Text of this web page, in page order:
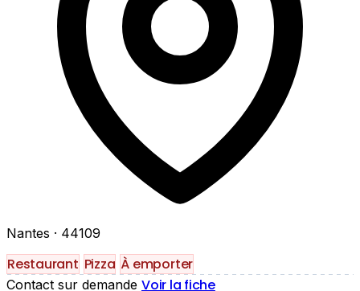
Nantes · 44109
Restaurant Pizza À emporter
Contact sur demande Voir la fiche